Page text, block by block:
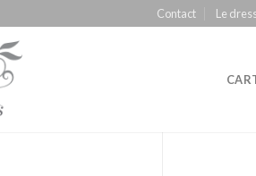
Contact Le